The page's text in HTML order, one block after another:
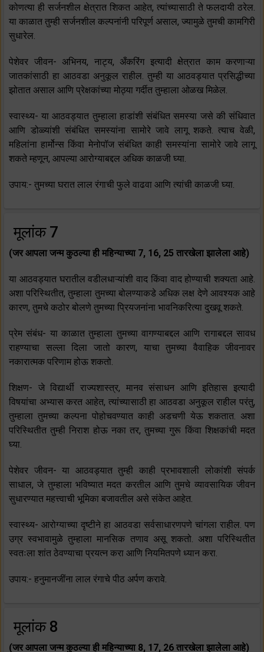
कोणत्या ही सर्जनशील क्षेत्रात शिकत आहेत, त्यांच्यासाठी ते फलदायी ठरेल.
या काळात तुम्ही सर्जनशील कल्पनांनी परिपूर्ण असाल, ज्यामुळे तुमची कामगिरी
सुधारेल.
पेशेवर जीवन- अभिनय, नाट्य, अँकरिंग इत्यादी क्षेत्रात काम करणाऱ्या
जातकांसाठी हा आठवडा अनुकूल राहील. तुम्ही या आठवड्यात प्रसिद्धीच्या
झोतात असाल आणि प्रेक्षकांच्या मोठ्या गर्दीत तुम्हाला ओळख मिळेल.
स्वास्थ्य- या आठवड्यात तुम्हाला हाडांशी संबंधित समस्या जसे की संधिवात
आणि डोळ्यांशी संबंधित समस्यांना सामोरे जावे लागू शकते. त्याच वेळी,
महिलांना हार्मोन्स किंवा मेनोपॉज संबंधित काही समस्यांना सामोरे जावे लागू
शकते म्हणून, आपल्या आरोग्याबद्दल अधिक काळजी घ्या.
उपाय:- तुमच्या घरात लाल रंगाची फुले वाढवा आणि त्यांची काळजी घ्या.
मूलांक 7
(जर आपला जन्म कुठल्या ही महिन्याच्या 7, 16, 25 तारखेला झालेला आहे)
या आठवड्यात घरातील वडीलधाऱ्यांशी वाद किंवा वाद होण्याची शक्यता आहे.
अशा परिस्थितीत, तुम्हाला तुमच्या बोलण्याकडे अधिक लक्ष देणे आवश्यक आहे
कारण, तुमचे कठोर बोलणे तुमच्या प्रियजनांना भावनिकरित्या दुखवू शकते.
प्रेम संबंध- या काळात तुम्हाला तुमच्या वागण्याबद्दल आणि रागाबद्दल सावध
राहण्याचा सल्ला दिला जातो कारण, याचा तुमच्या वैवाहिक जीवनावर
नकारात्मक परिणाम होऊ शकतो.
शिक्षण- जे विद्यार्थी राज्यशास्त्र, मानव संसाधन आणि इतिहास इत्यादी
विषयांचा अभ्यास करत आहेत, त्यांच्यासाठी हा आठवडा अनुकूल राहील परंतु,
तुम्हाला तुमच्या कल्पना पोहोचवण्यात काही अडचणी येऊ शकतात. अशा
परिस्थितीत तुम्ही निराश होऊ नका तर, तुमच्या गुरू किंवा शिक्षकांची मदत
घ्या.
पेशेवर जीवन- या आठवड्यात तुम्ही काही प्रभावशाली लोकांशी संपर्क
साधाल, जे तुम्हाला भविष्यात मदत करतील आणि तुमचे व्यावसायिक जीवन
सुधारण्यात महत्त्वाची भूमिका बजावतील असे संकेत आहेत.
स्वास्थ्य- आरोग्याच्या दृष्टीने हा आठवडा सर्वसाधारणपणे चांगला राहील. पण
उग्र स्वभावामुळे तुम्हाला मानसिक तणाव असू शकतो. अशा परिस्थितीत
स्वतःला शांत ठेवण्याचा प्रयत्न करा आणि नियमितपणे ध्यान करा.
उपाय:- हनुमानजींना लाल रंगाचे पीठ अर्पण करावे.
मूलांक 8
(जर आपला जन्म कुठल्या ही महिन्याच्या 8, 17, 26 तारखेला झालेला आहे)